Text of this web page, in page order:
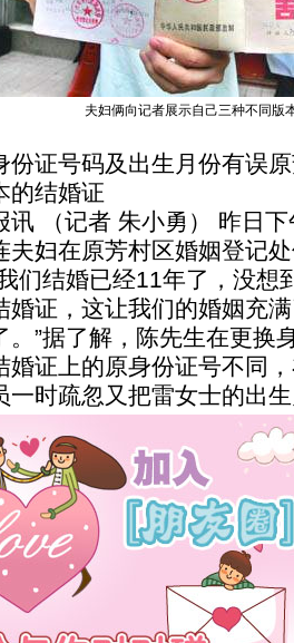
夫妇俩向记者展示自己三种不同版
号码及出生月份有误原
的结婚证
（记者 朱小勇） 昨日下
夫妇在原芳村区婚姻登记
们结婚已经11年了，没想
婚证，这让我们的婚姻充
。”据了解，陈先生在更换
婚证上的原身份证号不同
一时疏忽又把雷女士的出